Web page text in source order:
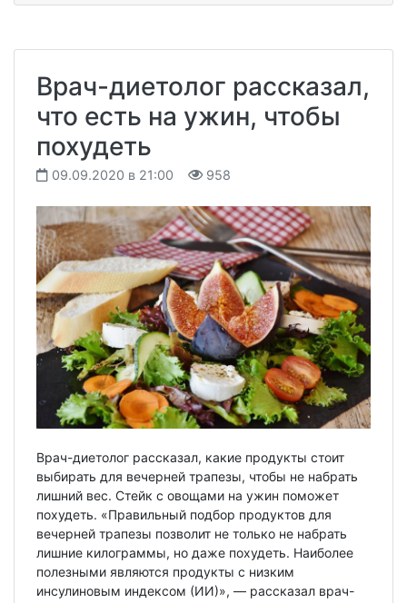
Врач-диетолог рассказал,
что есть на ужин, чтобы
похудеть
09.09.2020 в 21:00 958
Врач-диетолог рассказал, какие продукты стоит
выбирать для вечерней трапезы, чтобы не набрать
лишний вес. Стейк с овощами на ужин поможет
похудеть. «Правильный подбор продуктов для
вечерней трапезы позволит не только не набрать
лишние килограммы, но даже похудеть. Наиболее
полезными являются продукты с низким
инсулиновым индексом (ИИ)», — рассказал врач-